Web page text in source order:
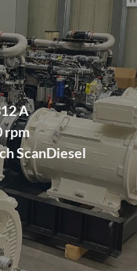
A
rpm
ScanDiesel